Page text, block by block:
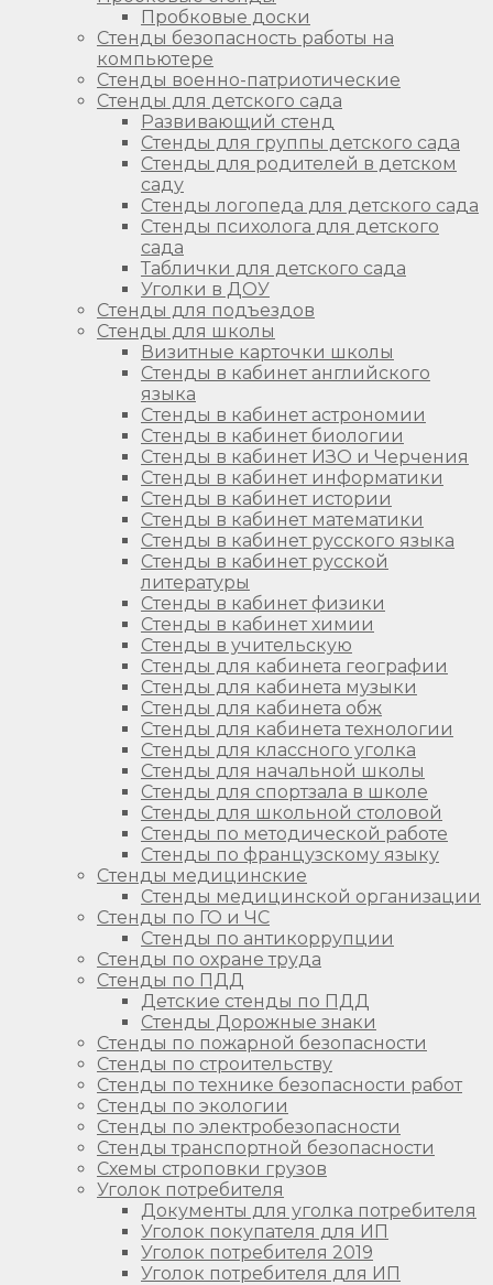
Пробковые доски
Стенды безопасность работы на
компьютере
Стенды военно-патриотические
Стенды для детского сада
Развивающий стенд
Стенды для группы детского сада
Стенды для родителей в детском
саду
Стенды логопеда для детского сада
Стенды психолога для детского
сада
Таблички для детского сада
Уголки в ДОУ
Стенды для подъездов
Стенды для школы
Визитные карточки школы
Стенды в кабинет английского
языка
Стенды в кабинет астрономии
Стенды в кабинет биологии
Стенды в кабинет ИЗО и Черчения
Стенды в кабинет информатики
Стенды в кабинет истории
Стенды в кабинет математики
Стенды в кабинет русского языка
Стенды в кабинет русской
литературы
Стенды в кабинет физики
Стенды в кабинет химии
Стенды в учительскую
Стенды для кабинета географии
Стенды для кабинета музыки
Стенды для кабинета обж
Стенды для кабинета технологии
Стенды для классного уголка
Стенды для начальной школы
Стенды для спортзала в школе
Стенды для школьной столовой
Стенды по методической работе
Стенды по французскому языку
Стенды медицинские
Стенды медицинской организации
Стенды по ГО и ЧС
Стенды по антикоррупции
Стенды по охране труда
Стенды по ПДД
Детские стенды по ПДД
Стенды Дорожные знаки
Стенды по пожарной безопасности
Стенды по строительству
Стенды по технике безопасности работ
Стенды по экологии
Стенды по электробезопасности
Стенды транспортной безопасности
Схемы строповки грузов
Уголок потребителя
Документы для уголка потребителя
Уголок покупателя для ИП
Уголок потребителя 2019
Уголок потребителя для ИП